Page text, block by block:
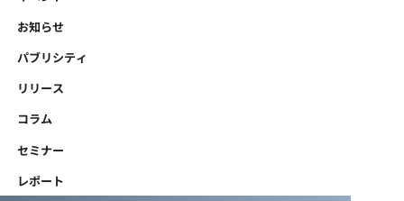
お知らせ
パブリシティ
リリース
コラム
セミナー
レポート